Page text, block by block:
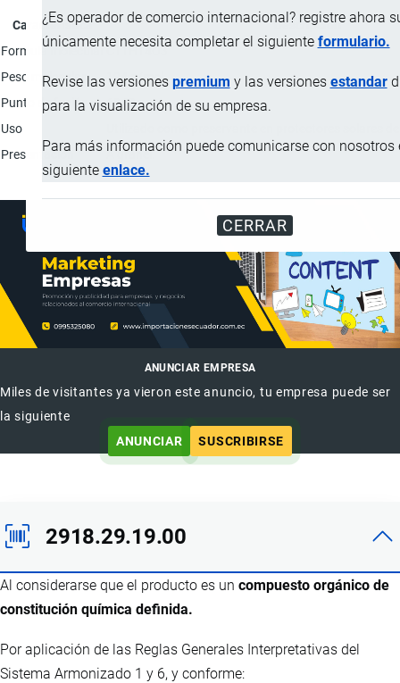
¿Es operador de comercio internacional? registre ahora
únicamente necesita completar el siguiente formulario.
Revise las versiones premium y las versiones estandar
para la visualización de su empresa.
Para más información puede comunicarse con nosotros
siguiente enlace.
CERRAR
Característica
Descripción
Formula molecularC11H14O3
Peso molecular
194 g/mol
Punto de fusión
68 °C
Uso
Presentación
A granel.
ANUNCIAR EMPRESA
Miles de visitantes ya vieron este anuncio, tu empresa puede ser
la siguiente
ANUNCIAR
SUSCRIBIRSE
2918.29.19.00
Al considerarse que el producto es un compuesto orgánico de
constitución química definida.
Por aplicación de las Reglas Generales Interpretativas del
Sistema Armonizado 1 y 6, y conforme: